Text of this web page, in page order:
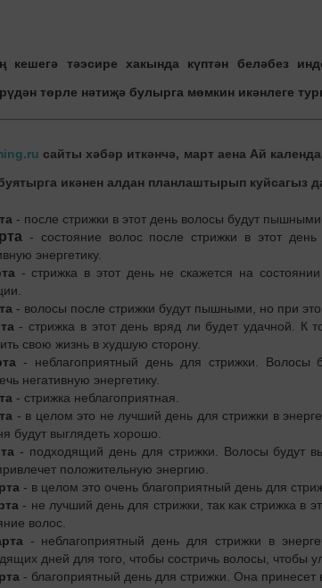
кешегә тәэсире хакында күптән беләбез
төрле нәтиҗә булырга мөмкин икәнлеге
сайты хәбәр иткәнчә, март аена Ай
икәнен алдан планлаштырып куйсагыз
- после стрижки в этот день волосы будут
- состояние волос после стрижки в этот
энергетику.
- стрижка в этот день не скажется на
- волосы после стрижки будут пышными, но при
- стрижка в этот день вряд ли будет удачной. К
свою жизнь в худшую сторону.
- неблагоприятный день для стрижки.
негативную энергетику.
- стрижка неблагоприятная.
- в целом это не лучший день для стрижки в
будут выглядеть хорошо.
- подходящий день для стрижки. Волосы будут
положительную энергию.
- в целом это очень благоприятный день для
- не лучший день для стрижки, так как стрижка в
волос.
- неблагоприятный день для стрижки в
дней для того, чтобы состричь волосы, чтобы
- благоприятный день для стрижки. Она принесет